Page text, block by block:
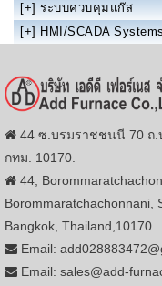
[+] ระบบควบคุมแก๊ส
[+] HMI/SCADA Systems
44 ซ.บรมราชชนนี 70
กทม. 10170.
44,
Borommaratchachonnani,
Bangkok, Thailand,10170.
Email:
Email: sales@add-